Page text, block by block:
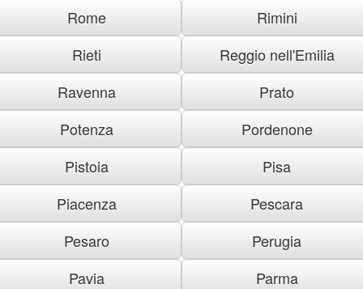
Rome
Rimini
Rieti
Reggio nell'Emilia
Ravenna
Prato
Potenza
Pordenone
Pistoia
Pisa
Piacenza
Pescara
Pesaro
Perugia
Pavia
Parma